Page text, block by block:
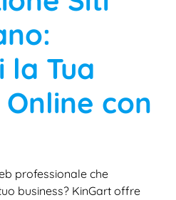
la Tua
con
professionale che
business? KinGart offre